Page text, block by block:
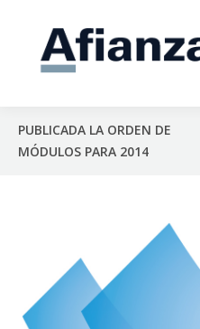
PUBLICADA LA ORDEN DE
MÓDULOS PARA 2014